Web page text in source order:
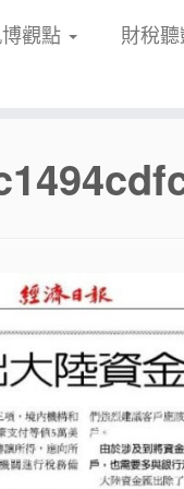
觀點 財稅